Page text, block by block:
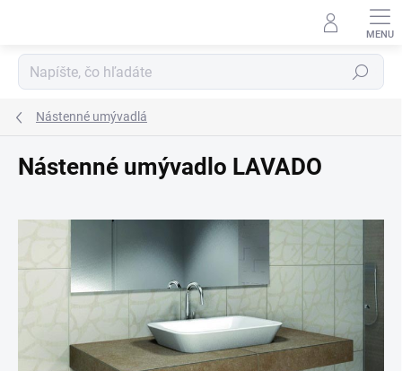
Hľadať
Nástenné umývadlá
Nástenné umývadlo LAVADO